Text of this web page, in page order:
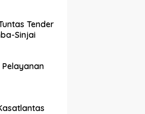
Tender
Sinjai
Pelayanan